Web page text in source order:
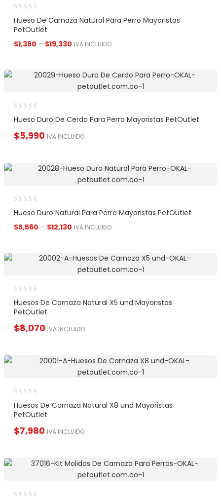
Hueso De Carnaza Natural Para Perro Mayoristas
PetOutlet
$1,360 – $19,330 IVA INCLUIDO
Hueso Duro De Cerdo Para Perro Mayoristas PetOutlet
$5,990 IVA INCLUIDO
Hueso Duro Natural Para Perro Mayoristas PetOutlet
$5,560 – $12,130 IVA INCLUIDO
Huesos De Carnaza Natural X5 und Mayoristas
PetOutlet
$8,070 IVA INCLUIDO
Huesos De Carnaza Natural X8 und Mayoristas
PetOutlet
$7,980 IVA INCLUIDO